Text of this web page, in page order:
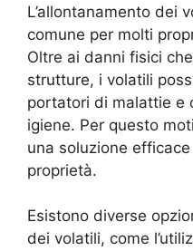
L’allontanamento dei
comune per molti
Oltre ai danni fisici
strutture, i volatili
portatori di malattie e
igiene. Per questo
una soluzione
proprietà.
Esistono diverse
dei volatili, come